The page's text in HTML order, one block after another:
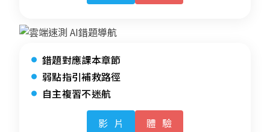
錯題對應課本章節
弱點指引補救路徑
自主複習不迷航
影片 體驗